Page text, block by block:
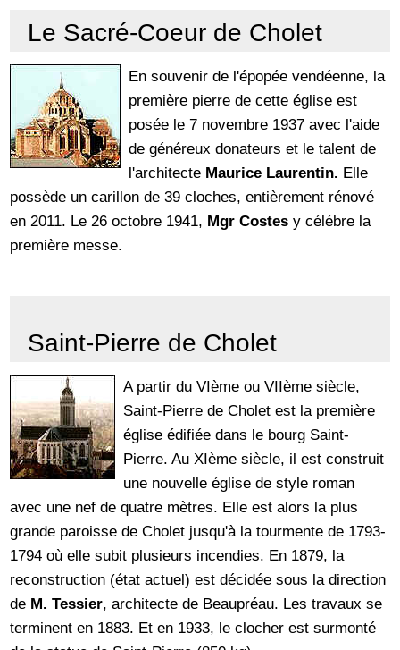
Le Sacré-Coeur de Cholet
En souvenir de l'épopée vendéenne, la
première pierre de cette église est
posée le 7 novembre 1937 avec l'aide
de généreux donateurs et le talent de
l'architecte Maurice Laurentin. Elle
possède un carillon de 39 cloches, entièrement rénové
en 2011. Le 26 octobre 1941, Mgr Costes y célébre la
première messe.
Saint-Pierre de Cholet
A partir du VIème ou VIIème siècle,
Saint-Pierre de Cholet est la première
église édifiée dans le bourg Saint-
Pierre. Au XIème siècle, il est construit
une nouvelle église de style roman
avec une nef de quatre mètres. Elle est alors la plus
grande paroisse de Cholet jusqu'à la tourmente de 1793-
1794 où elle subit plusieurs incendies. En 1879, la
reconstruction (état actuel) est décidée sous la direction
de M. Tessier, architecte de Beaupréau. Les travaux se
terminent en 1883. Et en 1933, le clocher est surmonté